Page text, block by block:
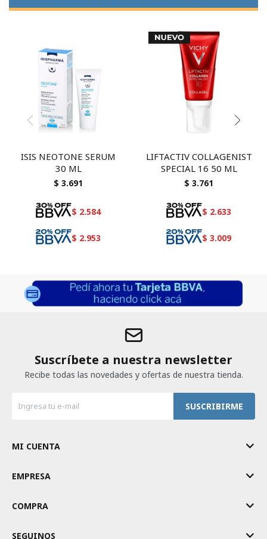
ISIS NEOTONE SERUM
30 ML
$ 3.691
$ 2.584
$ 2.953
LIFTACTIV COLLAGENIST
SPECIAL 16 50 ML
$ 3.761
$ 2.633
$ 3.009
Suscríbete a nuestra newsletter
Recibe todas las novedades y ofertas de nuestra tienda.
SUSCRIBIRME
MI CUENTA
EMPRESA
COMPRA
SEGUINOS